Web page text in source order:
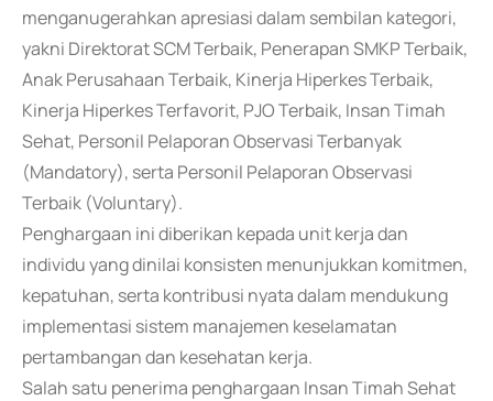
menganugerahkan apresiasi dalam sembilan kategori,
yakni Direktorat SCM Terbaik, Penerapan SMKP Terbaik,
Anak Perusahaan Terbaik, Kinerja Hiperkes Terbaik,
Kinerja Hiperkes Terfavorit, PJO Terbaik, Insan Timah
Sehat, Personil Pelaporan Observasi Terbanyak
(Mandatory), serta Personil Pelaporan Observasi
Terbaik (Voluntary).
Penghargaan ini diberikan kepada unit kerja dan
individu yang dinilai konsisten menunjukkan komitmen,
kepatuhan, serta kontribusi nyata dalam mendukung
implementasi sistem manajemen keselamatan
pertambangan dan kesehatan kerja.
Salah satu penerima penghargaan Insan Timah Sehat